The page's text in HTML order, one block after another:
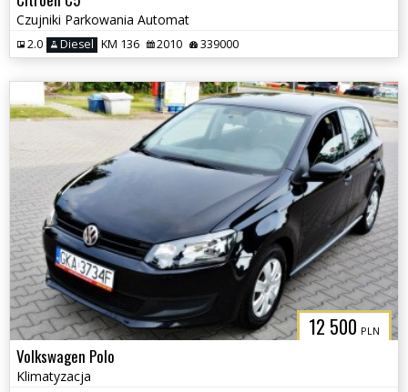
Czujniki Parkowania Automat
2.0 Diesel KM 136 2010 339000
12 500 PLN
Volkswagen Polo
Klimatyzacja